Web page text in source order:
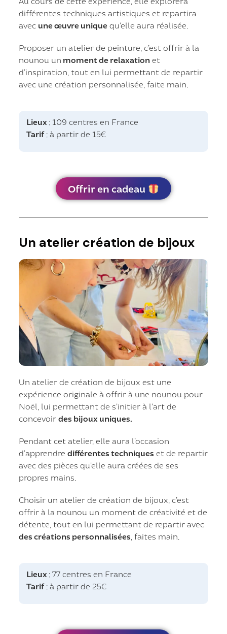
différentes techniques artistiques et repartira
avec une œuvre unique qu’elle aura réalisée.
Proposer un atelier de peinture, c’est offrir à la
nounou un moment de relaxation et
d’inspiration, tout en lui permettant de repartir
avec une création personnalisée, faite main.
Lieux : 109 centres en France
Tarif: à partir de 15€
Offrir en cadeau
Un atelier création de bijoux
Un atelier de création de bijoux est une
expérience originale à offrir à une nounou pour
Noël, lui permettant de s’initier à l’art de
concevoirdes bijoux uniques.
Pendant cet atelier, elle aura l’occasion
d’apprendredifférentes techniques et de repartir
avec des pièces qu’elle aura créées de ses
propres mains.
Choisir un atelier de création de bijoux, c’est
offrir à la nounou un moment de créativité et de
détente, tout en lui permettant de repartir avec
des créations personnalisées , faites main.
Lieux : 77 centres en France
Tarif: à partir de 25€